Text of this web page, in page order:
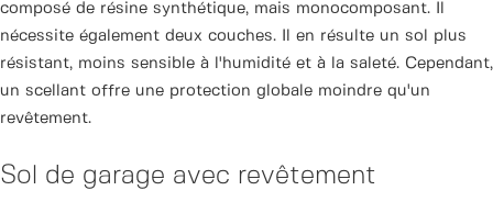
composé de résine synthétique, mais monocomposant. Il
nécessite également deux couches. Il en résulte un sol plus
résistant, moins sensible à l'humidité et à la saleté. Cependant,
un scellant offre une protection globale moindre qu'un
revêtement.
Sol de garage avec revêtement